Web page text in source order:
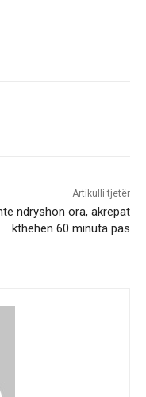
Artikulli tjetër
ndryshon ora, akrepat
kthehen 60 minuta pas